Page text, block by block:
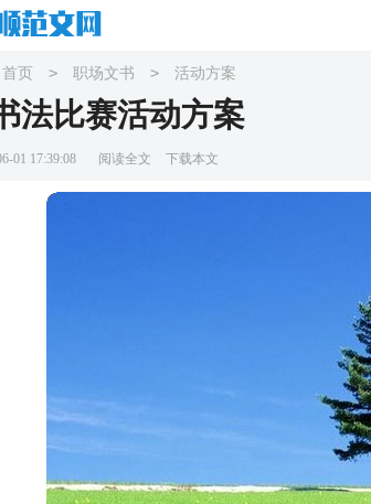
首页 > 职场文书 > 活动方案
法比赛活动方案
01 17:39:08 阅读全文 下载本文